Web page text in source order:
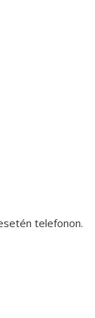
telefonon.